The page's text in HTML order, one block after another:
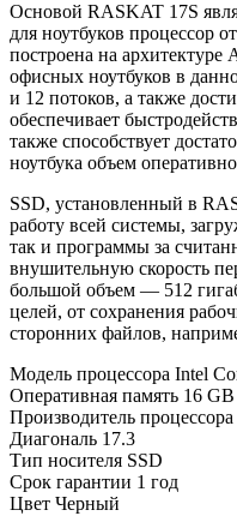
Основой RASKAT 17S
для ноутбуков процессор
построена на
офисных ноутбуков в
и 12 потоков, а также
обеспечивает
также способствует
ноутбука объем
SSD, установленный в
работу всей системы,
так и программы за
внушительную скорость
большой объем — 512
целей, от сохранения
сторонних файлов,
Модель процессора Intel
Оперативная память 16 GB
Производитель процессора
Диагональ 17.3
Тип носителя SSD
Срок гарантии 1 год
Цвет Черный